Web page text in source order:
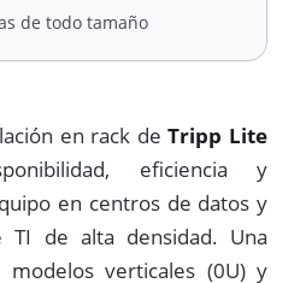
de todo tamaño
en rack deTripp Lite
eficiencia y
en centros de datos y
TI de alta densidad. Una
modelos verticales (0U) y